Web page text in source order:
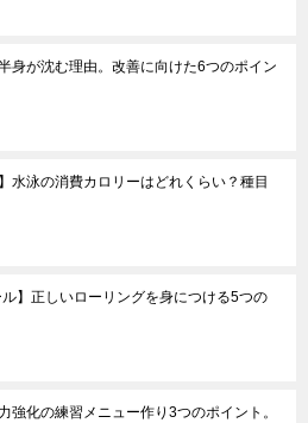
身が沈む理由。改善に向けた6つのポイン
水泳の消費カロリーはどれくらい？種目
ル】正しいローリングを身につける5つの
強化の練習メニュー作り3つのポイント。